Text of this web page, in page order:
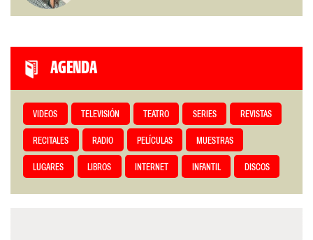
AGENDA
VIDEOS TELEVISIÓN TEATRO SERIES REVISTAS
RECITALES RADIO PELÍCULAS MUESTRAS
LUGARES LIBROS INTERNET INFANTIL DISCOS